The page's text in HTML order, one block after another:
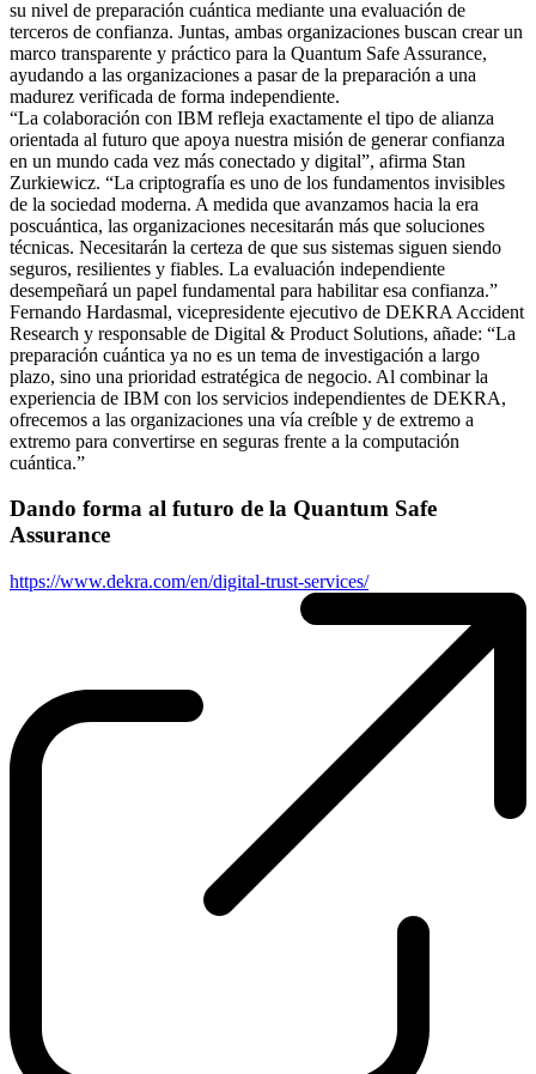
su nivel de preparación cuántica mediante una evaluación de
terceros de confianza. Juntas, ambas organizaciones buscan crear un
marco transparente y práctico para la Quantum Safe Assurance,
ayudando a las organizaciones a pasar de la preparación a una
madurez verificada de forma independiente.
“La colaboración con IBM refleja exactamente el tipo de alianza
orientada al futuro que apoya nuestra misión de generar confianza
en un mundo cada vez más conectado y digital”, afirma Stan
Zurkiewicz. “La criptografía es uno de los fundamentos invisibles
de la sociedad moderna. A medida que avanzamos hacia la era
poscuántica, las organizaciones necesitarán más que soluciones
técnicas. Necesitarán la certeza de que sus sistemas siguen siendo
seguros, resilientes y fiables. La evaluación independiente
desempeñará un papel fundamental para habilitar esa confianza.”
Fernando Hardasmal, vicepresidente ejecutivo de DEKRA Accident
Research y responsable de Digital & Product Solutions, añade: “La
preparación cuántica ya no es un tema de investigación a largo
plazo, sino una prioridad estratégica de negocio. Al combinar la
experiencia de IBM con los servicios independientes de DEKRA,
ofrecemos a las organizaciones una vía creíble y de extremo a
extremo para convertirse en seguras frente a la computación
cuántica.”
Dando forma al futuro de la Quantum Safe
Assurance
https://www.dekra.com/en/digital-trust-services/